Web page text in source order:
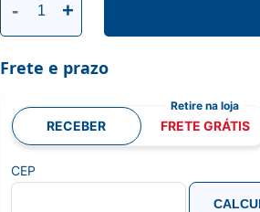
- +
Frete e prazo
RECEBER FRETE GRÁTIS
CEP